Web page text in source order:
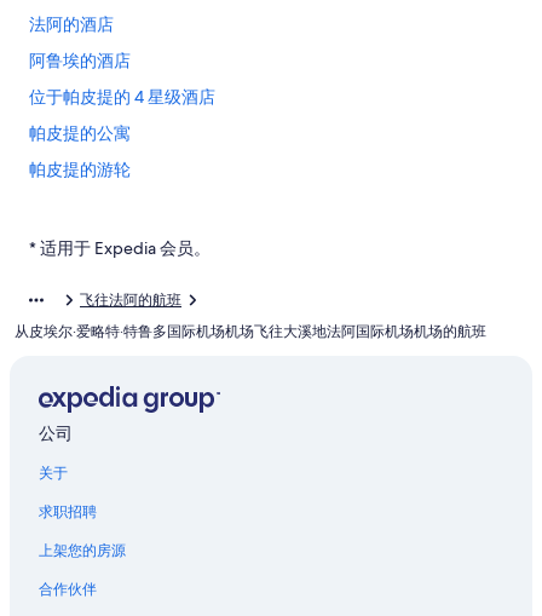
法阿的酒店
阿鲁埃的酒店
位于帕皮提的 4 星级酒店
帕皮提的公寓
帕皮提的游轮
帕皮提的私人度假屋
* 适用于 Expedia 会员。
飞往法阿的航班
从皮埃尔·爱略特·特鲁多国际机场机场飞往大溪地法阿国际机场机场的航班
公司
关于
求职招聘
上架您的房源
合作伙伴